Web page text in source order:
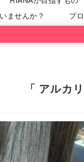
ませんか？
プ
「 アルカ